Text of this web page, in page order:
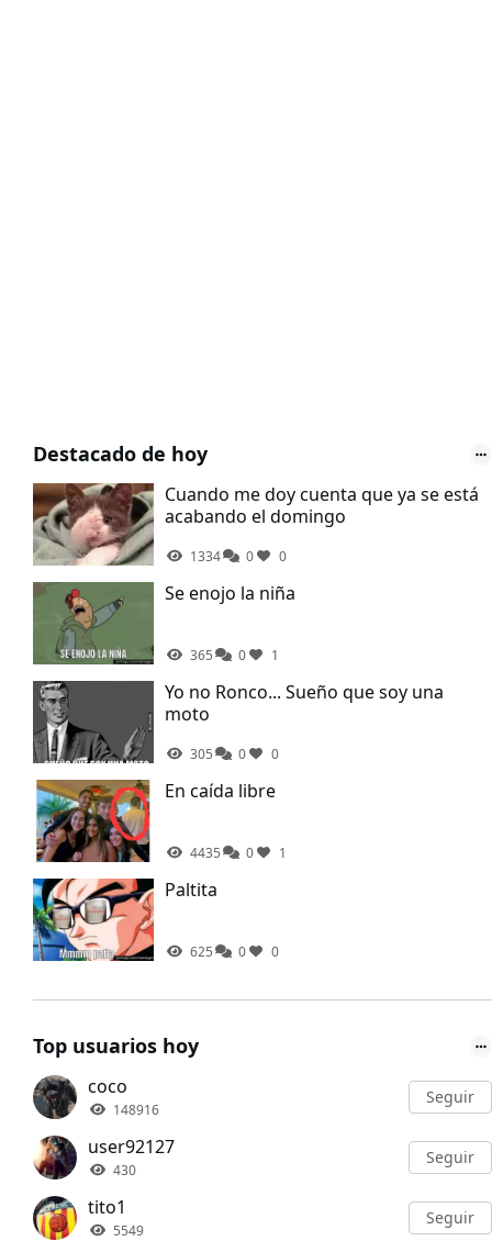
Destacado de hoy
Cuando me doy cuenta que ya se está
acabando el domingo
1334 0 0
Se enojo la niña
365 0 1
Yo no Ronco... Sueño que soy una
moto
305 0 0
En caída libre
4435 0 1
Paltita
625 0 0
Top usuarios hoy
coco
148916
Seguir
user92127
430
Seguir
tito1
5549
Seguir